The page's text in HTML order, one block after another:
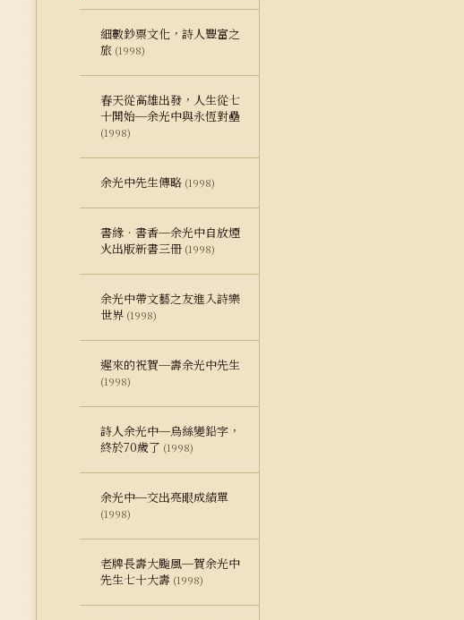
細數鈔票文化，詩人豐富之
旅 (1998)
春天從高雄出發，人生從七
十開始─余光中與永恆對壘
(1998)
余光中先生傳略 (1998)
書緣‧書香─余光中自放煙
火出版新書三冊 (1998)
余光中帶文藝之友進入詩樂
世界 (1998)
遲來的祝賀─壽余光中先生
(1998)
詩人余光中─烏絲變鉛字，
終於70歲了 (1998)
余光中─交出亮眼成績單
(1998)
老牌長壽大颱風─賀余光中
先生七十大壽 (1998)